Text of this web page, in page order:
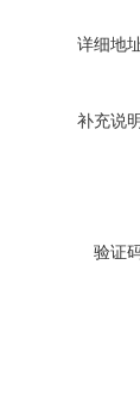
详细地
补充说
验证